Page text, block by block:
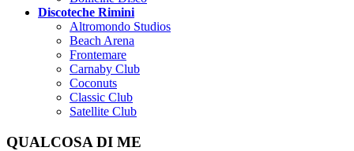
Discoteche Rimini
Altromondo Studios
Beach Arena
Frontemare
Carnaby Club
Coconuts
Classic Club
Satellite Club
QUALCOSA DI ME